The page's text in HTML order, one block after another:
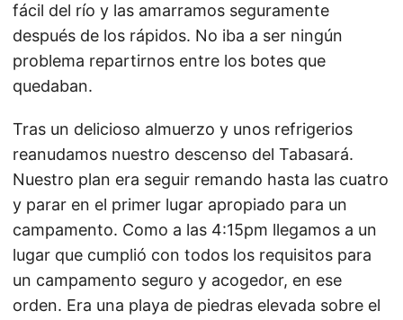
fácil del río y las amarramos seguramente
después de los rápidos. No iba a ser ningún
problema repartirnos entre los botes que
quedaban.
Tras un delicioso almuerzo y unos refrigerios
reanudamos nuestro descenso del Tabasará.
Nuestro plan era seguir remando hasta las cuatro
y parar en el primer lugar apropiado para un
campamento. Como a las 4:15pm llegamos a un
lugar que cumplió con todos los requisitos para
un campamento seguro y acogedor, en ese
orden. Era una playa de piedras elevada sobre el